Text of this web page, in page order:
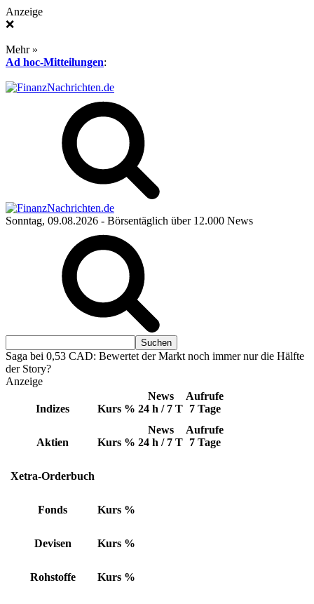
Anzeige
❌
Mehr »
Ad hoc-Mitteilungen:
Sonntag, 09.08.2026 - Börsentäglich über 12.000 News
Saga bei 0,53 CAD: Bewertet der Markt noch immer nur die Hälfte
der Story?
Anzeige
Indizes Kurs %
News
24 h / 7 T
Aufrufe
7 Tage
Aktien Kurs %
News
24 h / 7 T
Aufrufe
7 Tage
Xetra-Orderbuch
Fonds Kurs %
Devisen Kurs %
Rohstoffe Kurs %